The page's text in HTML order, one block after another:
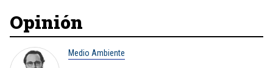
Opinión
Medio Ambiente